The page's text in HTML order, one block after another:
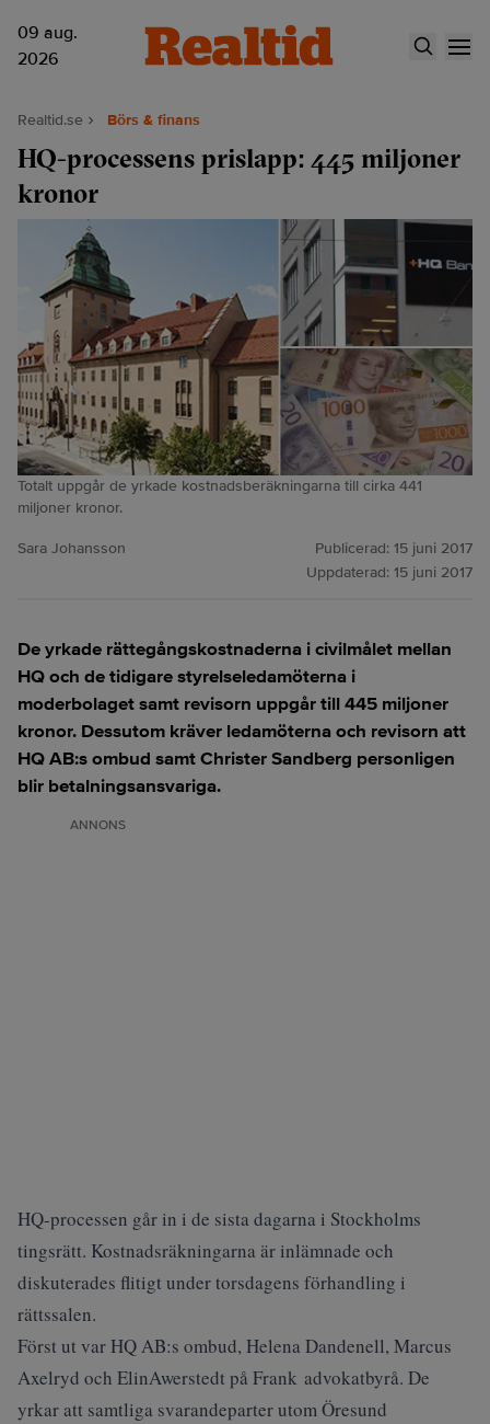
09 aug.
2026
Realtid.se Börs & finans
HQ-processens prislapp: 445 miljoner
kronor
Totalt uppgår de yrkade kostnadsberäkningarna till cirka 441
miljoner kronor.
Sara Johansson Publicerad: 15 juni 2017
Uppdaterad: 15 juni 2017
De yrkade rättegångskostnaderna i civilmålet mellan
HQ och de tidigare styrelseledamöterna i
moderbolaget samt revisorn uppgår till 445 miljoner
kronor. Dessutom kräver ledamöterna och revisorn att
HQ AB:s ombud samt Christer Sandberg personligen
blir betalningsansvariga.
ANNONS
HQ-processen går in i de sista dagarna i Stockholms
tingsrätt. Kostnadsräkningarna är inlämnade och
diskuterades flitigt under torsdagens förhandling i
rättssalen.
Först ut var HQ AB:s ombud, Helena Dandenell, Marcus
Axelryd och ElinAwerstedt på Frank advokatbyrå. De
yrkar att samtliga svarandeparter utom Öresund